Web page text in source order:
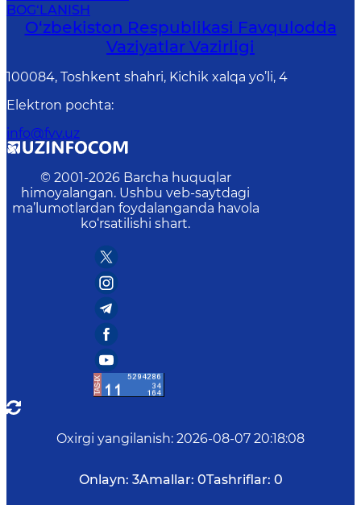
BOG‘LANISH
O‘zbеkistоn Rеspublikаsi Favqulodda
Vaziyatlar Vazirligi
100084, Toshkent shahri, Kichik xalqa yo’li, 4
Elektron pochta:
info@fvv.uz
© 2001-2026 Barcha huquqlar
himoyalangan. Ushbu veb-saytdagi
ma’lumotlardan foydalanganda havola
ko‘rsatilishi shart.
Oxirgi yangilanish: 2026-08-07 20:18:08
Onlayn: 3Amallar: 0Tashriflar: 0